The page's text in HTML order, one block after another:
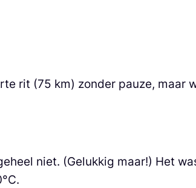
rit (75 km) zonder pauze, maar
niet. (Gelukkig maar!) Het